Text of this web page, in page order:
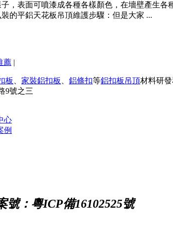
，表面可噴漆成各種各樣顏色，在墻壁產生
的平鋁天花板吊頂維護步驟：但是大家 ...
薦 |
板 家裝鋁扣板 鋁條扣等鋁扣板吊頂材料研發
9號之三
心
例
號：粵ICP備16102525號